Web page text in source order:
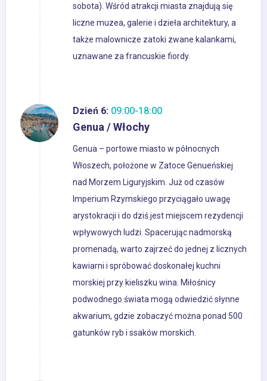
sobota). Wśród atrakcji miasta znajdują się
liczne muzea, galerie i dzieła architektury, a
także malownicze zatoki zwane kalankami,
uznawane za francuskie fiordy.
Dzień 6: 09:00-18:00
Genua / Włochy
Genua – portowe miasto w północnych
Włoszech, położone w Zatoce Genueńskiej
nad Morzem Liguryjskim. Już od czasów
Imperium Rzymskiego przyciągało uwagę
arystokracji i do dziś jest miejscem rezydencji
wpływowych ludzi. Spacerując nadmorską
promenadą, warto zajrzeć do jednej z licznych
kawiarni i spróbować doskonałej kuchni
morskiej przy kieliszku wina. Miłośnicy
podwodnego świata mogą odwiedzić słynne
akwarium, gdzie zobaczyć można ponad 500
gatunków ryb i ssaków morskich.